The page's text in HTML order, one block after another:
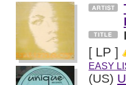
[ LP ]
EASY
(US)